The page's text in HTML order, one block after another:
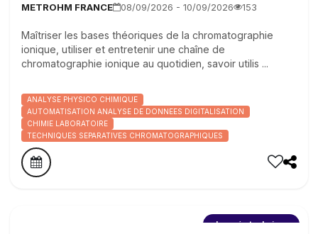
METROHM FRANCE 08/09/2026 - 10/09/2026 153
Maîtriser les bases théoriques de la chromatographie
ionique, utiliser et entretenir une chaîne de
chromatographie ionique au quotidien, savoir utilis ...
ANALYSE PHYSICO CHIMIQUE
AUTOMATISATION ANALYSE DE DONNEES DIGITALISATION
CHIMIE LABORATOIRE
TECHNIQUES SEPARATIVES CHROMATOGRAPHIQUES
Journée technique